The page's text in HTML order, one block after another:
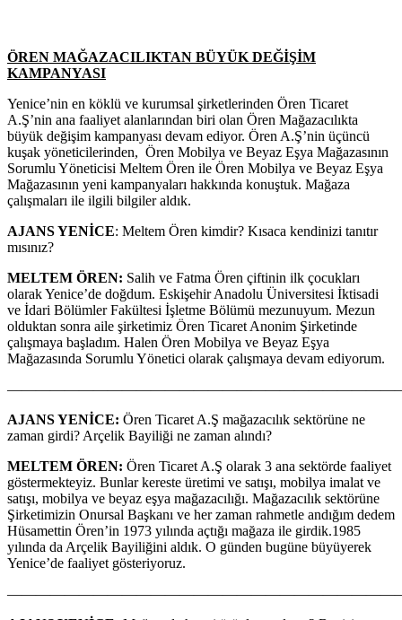
ÖREN MAĞAZACILIKTAN BÜYÜK DEĞİŞİM
KAMPANYASI
Yenice’nin en köklü ve kurumsal şirketlerinden Ören Ticaret
A.Ş’nin ana faaliyet alanlarından biri olan Ören Mağazacılıkta
büyük değişim kampanyası devam ediyor. Ören A.Ş’nin üçüncü
kuşak yöneticilerinden, Ören Mobilya ve Beyaz Eşya Mağazasının
Sorumlu Yöneticisi Meltem Ören ile Ören Mobilya ve Beyaz Eşya
Mağazasının yeni kampanyaları hakkında konuştuk. Mağaza
çalışmaları ile ilgili bilgiler aldık.
AJANS YENİCE: Meltem Ören kimdir? Kısaca kendinizi tanıtır
mısınız?
MELTEM ÖREN: Salih ve Fatma Ören çiftinin ilk çocukları
olarak Yenice’de doğdum. Eskişehir Anadolu Üniversitesi İktisadi
ve İdari Bölümler Fakültesi İşletme Bölümü mezunuyum. Mezun
olduktan sonra aile şirketimiz Ören Ticaret Anonim Şirketinde
çalışmaya başladım. Halen Ören Mobilya ve Beyaz Eşya
Mağazasında Sorumlu Yönetici olarak çalışmaya devam ediyorum.
AJANS YENİCE: Ören Ticaret A.Ş mağazacılık sektörüne ne
zaman girdi? Arçelik Bayiliği ne zaman alındı?
MELTEM ÖREN: Ören Ticaret A.Ş olarak 3 ana sektörde faaliyet
göstermekteyiz. Bunlar kereste üretimi ve satışı, mobilya imalat ve
satışı, mobilya ve beyaz eşya mağazacılığı. Mağazacılık sektörüne
Şirketimizin Onursal Başkanı ve her zaman rahmetle andığım dedem
Hüsamettin Ören’in 1973 yılında açtığı mağaza ile girdik.1985
yılında da Arçelik Bayiliğini aldık. O günden bugüne büyüyerek
Yenice’de faaliyet gösteriyoruz.